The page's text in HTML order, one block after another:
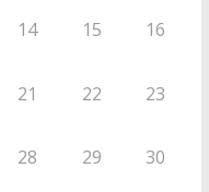
14 15 16
21 22 23
28 29 30